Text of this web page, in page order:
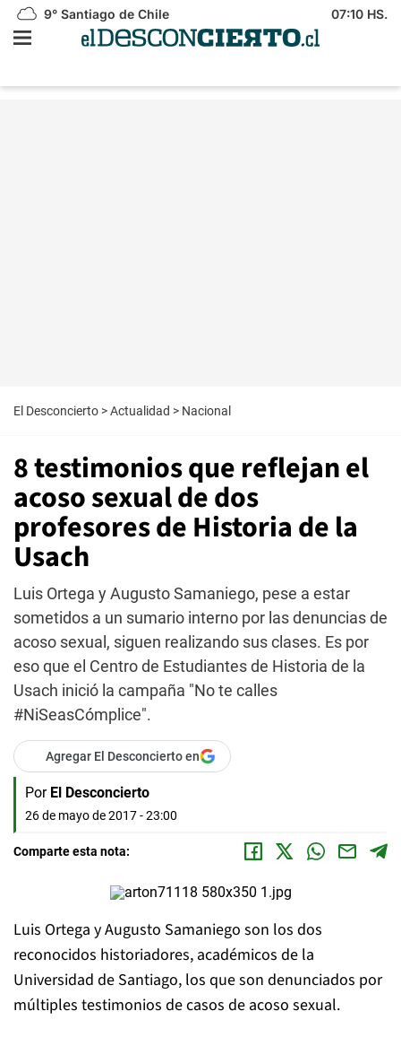
9° Santiago de Chile 07:10 HS.
El Desconcierto >Actualidad > Nacional
8 testimonios que reflejan el
acoso sexual de dos
profesores de Historia de la
Usach
Luis Ortega y Augusto Samaniego, pese a estar
sometidos a un sumario interno por las denuncias de
acoso sexual, siguen realizando sus clases. Es por
eso que el Centro de Estudiantes de Historia de la
Usach inició la campaña "No te calles
#NiSeasCómplice".
Agregar El Desconcierto en
Por El Desconcierto
26 de mayo de 2017 - 23:00
Comparte esta nota:
Luis Ortega y Augusto Samaniego son los dos
reconocidos historiadores, académicos de la
Universidad de Santiago, los que son denunciados por
múltiples testimonios de casos de acoso sexual.